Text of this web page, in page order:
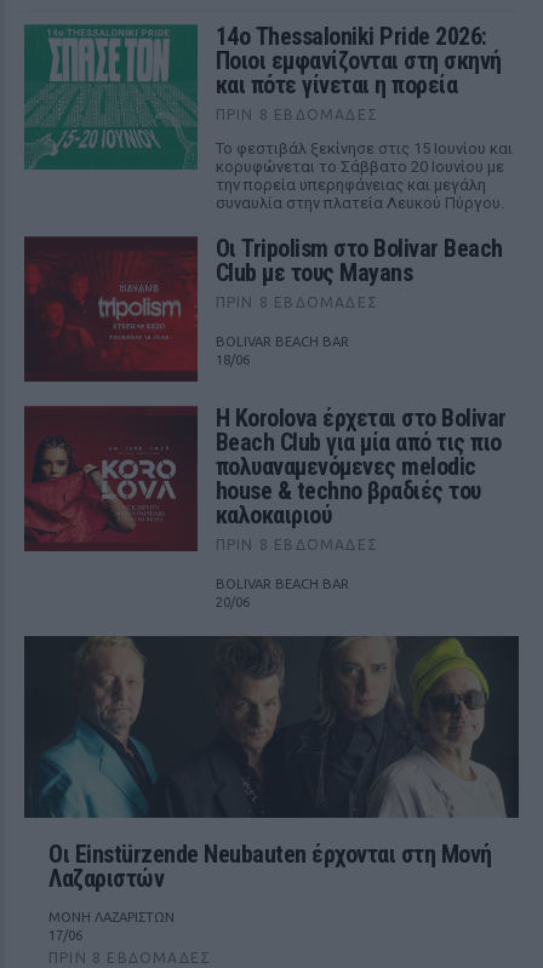
14ο Thessaloniki Pride 2026:
Ποιοι εμφανίζονται στη σκηνή
και πότε γίνεται η πορεία
ΠΡΙΝ 8 ΕΒΔΟΜΆΔΕΣ
Το φεστιβάλ ξεκίνησε στις 15 Ιουνίου και
κορυφώνεται το Σάββατο 20 Ιουνίου με
την πορεία υπερηφάνειας και μεγάλη
συναυλία στην πλατεία Λευκού Πύργου.
Οι Tripolism στο Bolivar Beach
Club με τους Mayans
ΠΡΙΝ 8 ΕΒΔΟΜΆΔΕΣ
BOLIVAR BEACH BAR
18/06
Η Korolova έρχεται στο Bolivar
Beach Club για μία από τις πιο
πολυαναμενόμενες melodic
house & techno βραδιές του
καλοκαιριού
ΠΡΙΝ 8 ΕΒΔΟΜΆΔΕΣ
BOLIVAR BEACH BAR
20/06
Οι Einstürzende Neubauten έρχονται στη Μονή
Λαζαριστών
ΜΟΝΗ ΛΑΖΑΡΙΣΤΩΝ
17/06
ΠΡΙΝ 8 ΕΒΔΟΜΆΔΕΣ